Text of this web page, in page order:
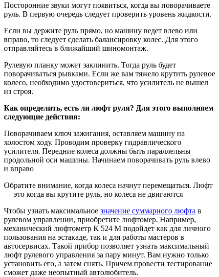
Посторонние звуки могут появиться, когда вы поворачиваете
руль. В первую очередь следует проверить уровень жидкости.
Если вы держите руль прямо, но машину ведет влево или
вправо, то следует сделать балансировку колес. Для этого
отправляйтесь в ближайший шиномонтаж.
Рулевую планку может заклинить. Тогда руль будет
поворачиваться рывками. Если же вам тяжело крутить рулевое
колесо, необходимо удостовериться, что усилитель не вышел
из строя.
Как определить, есть ли люфт руля? Для этого выполняем
следующие действия:
Поворачиваем ключ зажигания, оставляем машину на
холостом ходу. Проводим проверку гидравлического
усилителя. Передние колеса должны быть параллельны
продольной оси машины. Начинаем поворачивать руль влево
и вправо
Обратите внимание, когда колеса начнут перемещаться. Люфт
— это когда вы крутите руль, но колеса не двигаются
Чтобы узнать максимальное значение суммарного люфта в
рулевом управлении, приобретите люфтомер. Например,
механический люфтометр К 524 М подойдет как для личного
пользования на эстакаде, так и для работы мастеров в
автосервисах. Такой прибор позволяет узнать максимальный
люфт рулевого управления за пару минут. Вам нужно только
установить его, а затем снять. Причем провести тестирование
сможет даже неопытный автолюбитель.